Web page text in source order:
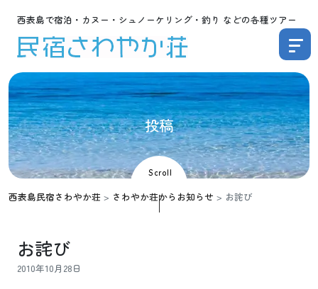
西表島で宿泊・カヌー・シュノーケリング・釣り などの各種ツアー
投稿
Scroll
西表島民宿さわやか荘 > さわやか荘からお知らせ > お詫び
お詫び
2010年10月28日